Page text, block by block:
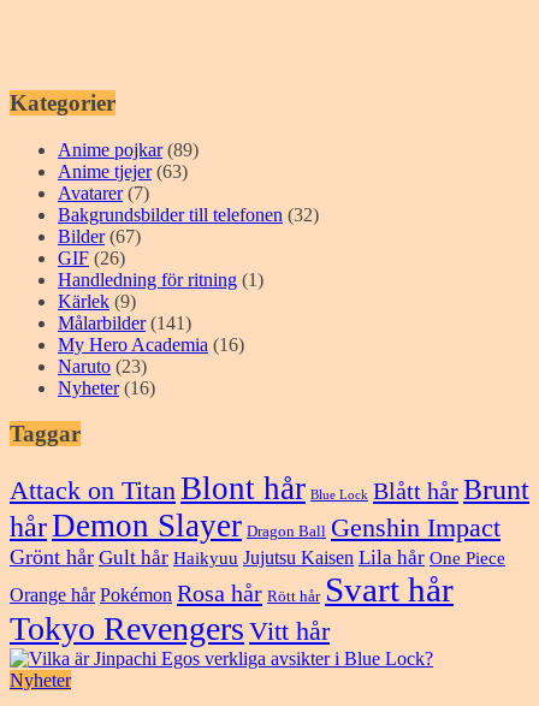
Kategorier
Anime pojkar(89)
Anime tjejer(63)
Avatarer(7)
Bakgrundsbilder till telefonen (32)
Bilder(67)
GIF (26)
Handledning för ritning (1)
Kärlek (9)
Målarbilder(141)
My Hero Academia (16)
Naruto (23)
Nyheter(16)
Taggar
Attack on TitanBlont hår Blue Lock Blått hårBrunt
hårDemon Slayer Dragon Ball Genshin Impact
Grönt hår Gult hår Haikyuu Jujutsu Kaisen Lila hår One Piece
Orange hår Pokémon Rosa hår Rött hår Svart hår
Tokyo Revengers Vitt hår
Nyheter